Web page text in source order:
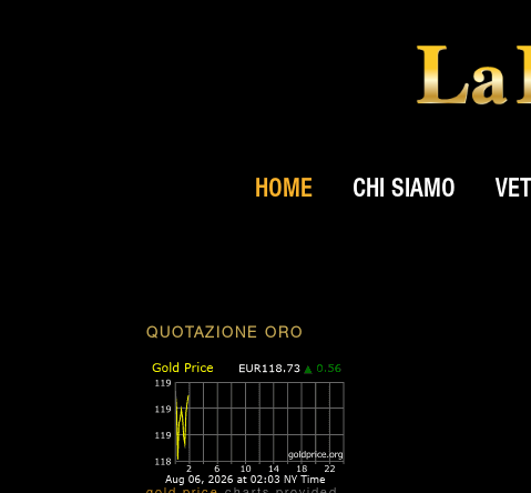
HOME CHI SIAMO
QUOTAZIONE ORO